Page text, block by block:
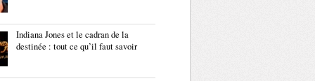
Indiana Jones et le cadran de la
destinée : tout ce qu’il faut savoir